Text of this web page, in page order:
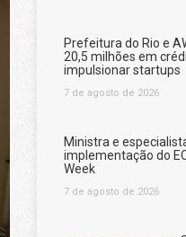
Prefeitura do Rio e
20,5 milhões em
impulsionar startups
7 de agosto de 2026
Ministra e
implementação do
Week
7 de agosto de 2026